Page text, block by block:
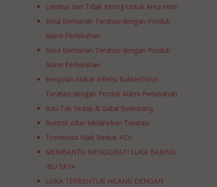
Lembut dan Tidak Kering Untuk Area Intim
Bisul Bernanah Teratasi dengan Produk
Alami Perlebahan
Bisul Bernanah Teratasi dengan Produk
Alami Perlebahan
Benjolan Akibat Infeksi Bakteri/Virus
Teratasi dengan Produk Alami Perlebahan
Bau Tak Sedap & Gatal Berkurang
Rontok After Melahirkan Teratasi
Trombosit Naik Berkat HDI
MEMBANTU MENGOBATI LUKA BARING
IBU SAYA
LUKA TERBENTUR HILANG DENGAN